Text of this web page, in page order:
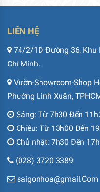
LIÊN HỆ
74/2/1D Đường 36, Khu
Chí Minh.
Vườn-Showroom-Shop
Phường Linh Xuân,
Sáng: Từ 7h30 Đến
Chiều: Từ 13h00 Đến
Chủ nhật: 7h30 Đến
(028) 3720 3389
saigonhoa@gmail.Com